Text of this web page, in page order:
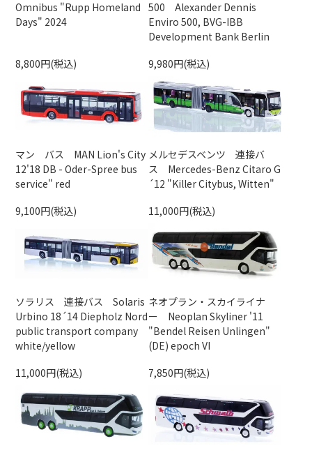
Omnibus "Rupp Homeland
Days" 2024
8,800円(税込)
500 Alexander Dennis
Enviro 500, BVG-IBB
Development Bank Berlin
9,980円(税込)
マン バス MAN Lion's City
12'18 DB - Oder-Spree bus
service" red
9,100円(税込)
メルセデスベンツ 連接バ
ス Mercedes-Benz Citaro G
´12 "Killer Citybus, Witten"
11,000円(税込)
ソラリス 連接バス Solaris
Urbino 18´14 Diepholz Nord
public transport company
white/yellow
11,000円(税込)
ネオプラン・スカイライナ
ー Neoplan Skyliner '11
"Bendel Reisen Unlingen"
(DE) epoch VI
7,850円(税込)